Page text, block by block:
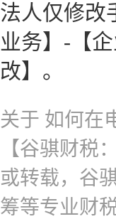
法人仅修改
业务】-【
改】。
关于 如何在
【谷骐财税：
或转载，谷
筹等专业财